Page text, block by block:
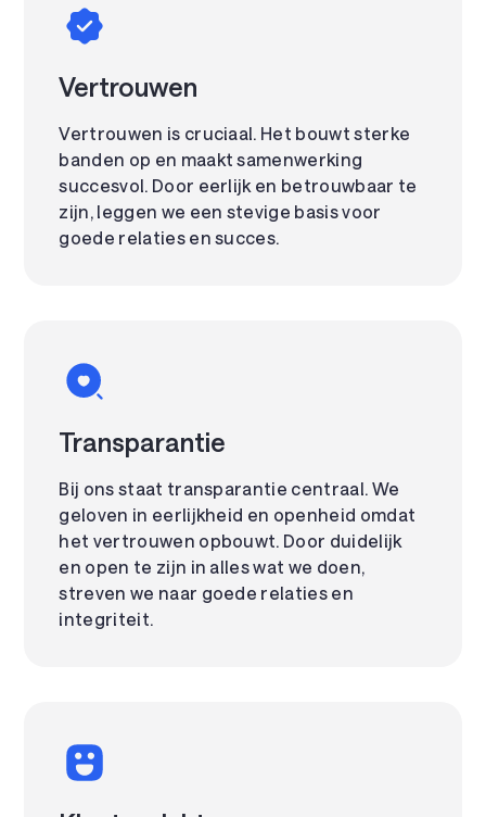
Vertrouwen
Vertrouwen is cruciaal. Het bouwt sterke
banden op en maakt samenwerking
succesvol. Door eerlijk en betrouwbaar te
zijn, leggen we een stevige basis voor
goede relaties en succes.
Transparantie
Bij ons staat transparantie centraal. We
geloven in eerlijkheid en openheid omdat
het vertrouwen opbouwt. Door duidelijk
en open te zijn in alles wat we doen,
streven we naar goede relaties en
integriteit.